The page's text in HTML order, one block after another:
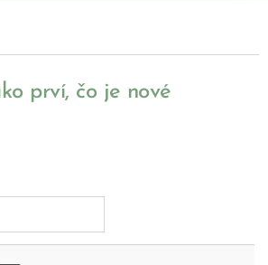
prví, čo je nové